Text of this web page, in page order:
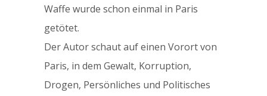
Waffe wurde schon einmal in Paris
getötet.
Der Autor schaut auf einen Vorort von
Paris, in dem Gewalt, Korruption,
Drogen, Persönliches und Politisches